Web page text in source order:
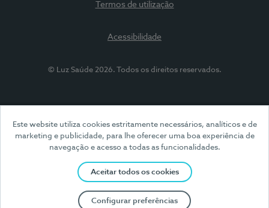
Este website utiliza cookies estritamente necessários, analíticos e de
marketing e publicidade, para lhe oferecer uma boa experiência de
navegação e acesso a todas as funcionalidades.
Aceitar todos os cookies
Configurar preferências
Termos de utilização
Acessibilidade
© Luz Saúde 2026. Todos os direitos reservados.